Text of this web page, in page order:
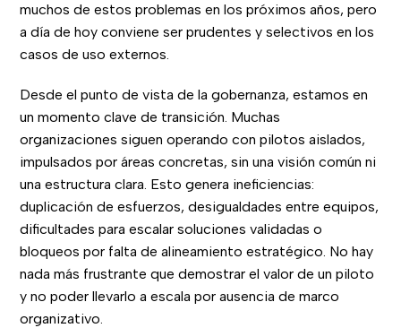
muchos de estos problemas en los próximos años, pero
a día de hoy conviene ser prudentes y selectivos en los
casos de uso externos.
Desde el punto de vista de la gobernanza, estamos en
un momento clave de transición. Muchas
organizaciones siguen operando con pilotos aislados,
impulsados por áreas concretas, sin una visión común ni
una estructura clara. Esto genera ineficiencias:
duplicación de esfuerzos, desigualdades entre equipos,
dificultades para escalar soluciones validadas o
bloqueos por falta de alineamiento estratégico. No hay
nada más frustrante que demostrar el valor de un piloto
y no poder llevarlo a escala por ausencia de marco
organizativo.